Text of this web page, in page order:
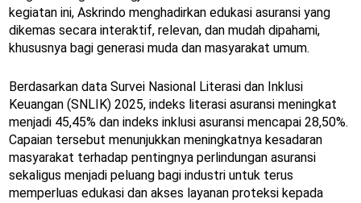
kegiatan ini, Askrindo menghadirkan edukasi asuransi yang
dikemas secara interaktif, relevan, dan mudah dipahami,
khususnya bagi generasi muda dan masyarakat umum.
Berdasarkan data Survei Nasional Literasi dan Inklusi
Keuangan (SNLIK) 2025, indeks literasi asuransi meningkat
menjadi 45,45% dan indeks inklusi asuransi mencapai 28,50%.
Capaian tersebut menunjukkan meningkatnya kesadaran
masyarakat terhadap pentingnya perlindungan asuransi
sekaligus menjadi peluang bagi industri untuk terus
memperluas edukasi dan akses layanan proteksi kepada